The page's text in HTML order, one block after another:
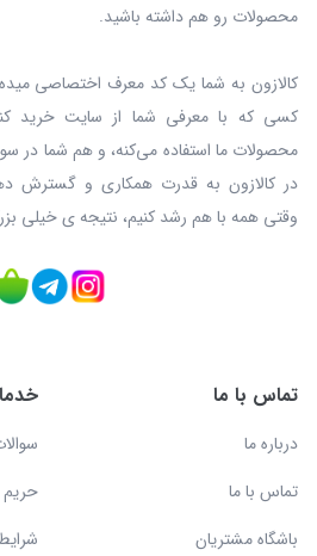
محصولات رو هم داشته باشید.
کالازون به شما یک کد معرف اختصاصی
کسی که با معرفی شما از سایت خرید
محصولات ما استفاده می‌کنه، و هم شما در
در کالازون به قدرت همکاری و گسترش
وقتی همه با هم رشد کنیم، نتیجه ی خیلی
تماس با ما
درباره ما
تماس با ما
باشگاه مشتریان